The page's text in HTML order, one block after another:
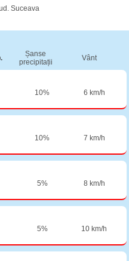
Suceava
Șanse
precipitații
Vânt
10% 6 km/h
10% 7 km/h
5% 8 km/h
5% 10 km/h